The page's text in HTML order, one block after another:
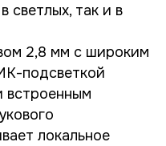
светлых, так и в
2,8 мм с широким
подсветкой
встроенным
локальное